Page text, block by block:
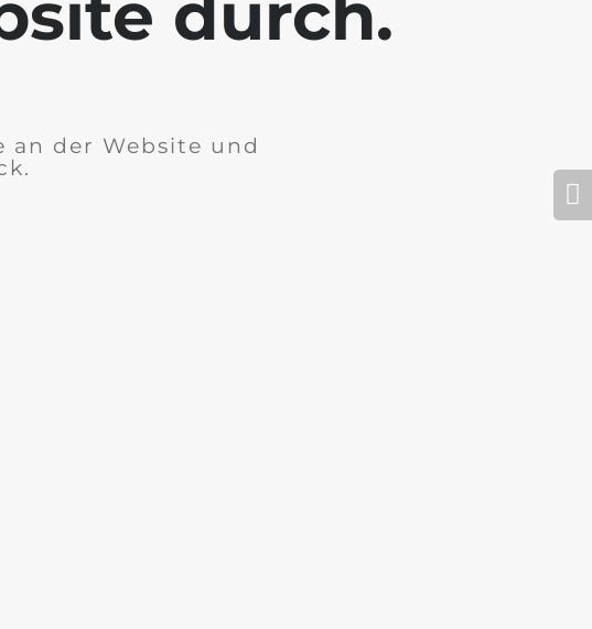
an der Website und